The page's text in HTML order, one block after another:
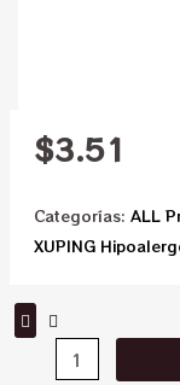
$3.51
Categorías: ALL
XUPING